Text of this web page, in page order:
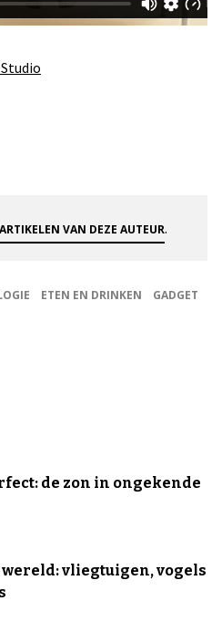
VAN DEZE AUTEUR.
ETEN EN DRINKEN
GADGET
de zon in ongekende
wereld: vliegtuigen, vogels